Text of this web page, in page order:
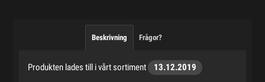
Beskrivning Frågor?
Produkten lades till i vårt sortiment 13.12.2019